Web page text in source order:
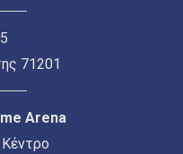
71201
Arena
Κέντρο